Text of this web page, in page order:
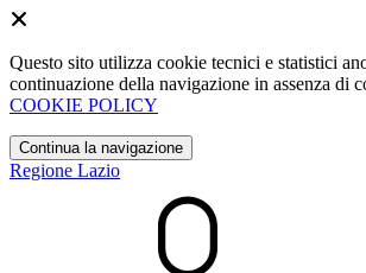
Questo sito utilizza cookie tecnici e statistici
continuazione della navigazione in assenza di
COOKIE POLICY
Continua la navigazione
Regione Lazio